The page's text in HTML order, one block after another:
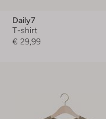
Daily7
T-shirt
€ 29,99